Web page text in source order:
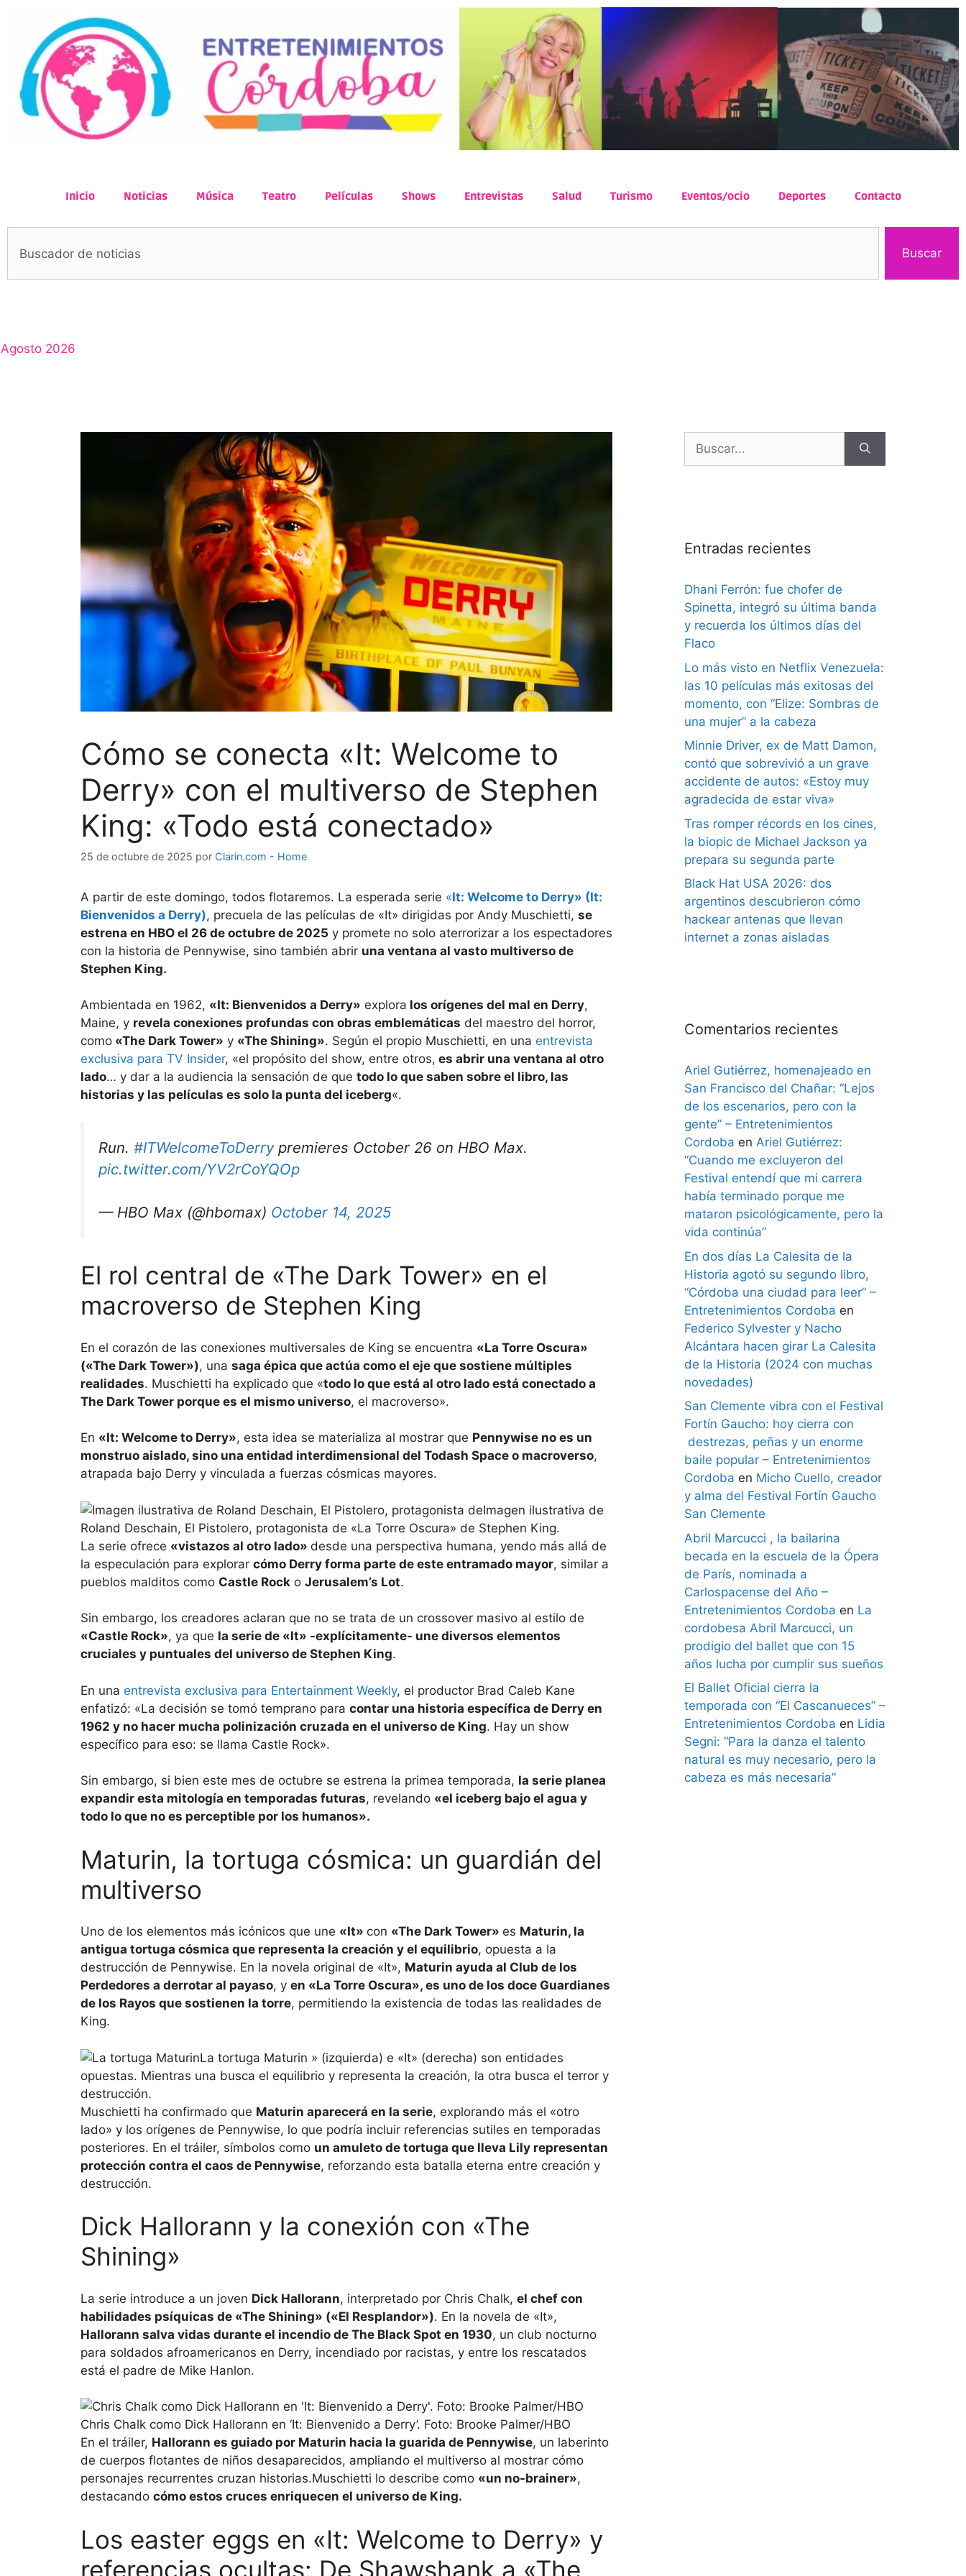
Inicio Noticias Música Teatro Películas Shows Entrevistas Salud Turismo Eventos/ocio Deportes Contacto
Buscar
Agosto 2026
Cómo se conecta «It: Welcome to
Derry» con el multiverso de Stephen
King: «Todo está conectado»
25 de octubre de 2025 por Clarin.com - Home
A partir de este domingo, todos flotaremos. La esperada serie «It: Welcome to Derry» (It:
Bienvenidos a Derry), precuela de las películas de «It» dirigidas por Andy Muschietti, se
estrena en HBO el 26 de octubre de 2025 y promete no solo aterrorizar a los espectadores
con la historia de Pennywise, sino también abrir una ventana al vasto multiverso de
Stephen King.
Ambientada en 1962, «It: Bienvenidos a Derry» explora los orígenes del mal en Derry,
Maine, y revela conexiones profundas con obras emblemáticas del maestro del horror,
como «The Dark Tower» y «The Shining». Según el propio Muschietti, en una entrevista
exclusiva para TV Insider, «el propósito del show, entre otros, es abrir una ventana al otro
lado… y dar a la audiencia la sensación de que todo lo que saben sobre el libro, las
historias y las películas es solo la punta del iceberg«.
Run. #ITWelcomeToDerrypremieres October 26 on HBO Max.
pic.twitter.com/YV2rCoYQOp
— HBO Max (@hbomax) October 14, 2025
El rol central de «The Dark Tower» en el
macroverso de Stephen King
En el corazón de las conexiones multiversales de King se encuentra «La Torre Oscura»
(«The Dark Tower»), una saga épica que actúa como el eje que sostiene múltiples
realidades. Muschietti ha explicado que «todo lo que está al otro lado está conectado a
The Dark Tower porque es el mismo universo, el macroverso».
En «It: Welcome to Derry», esta idea se materializa al mostrar que Pennywise no es un
monstruo aislado, sino una entidad interdimensional del Todash Space o macroverso,
atrapada bajo Derry y vinculada a fuerzas cósmicas mayores.
Imagen ilustrativa de
Roland Deschain, El Pistolero, protagonista de «La Torre Oscura» de Stephen King.
La serie ofrece «vistazos al otro lado» desde una perspectiva humana, yendo más allá de
la especulación para explorar cómo Derry forma parte de este entramado mayor, similar a
pueblos malditos como Castle Rock o Jerusalem’s Lot.
Sin embargo, los creadores aclaran que no se trata de un crossover masivo al estilo de
«Castle Rock», ya que la serie de «It» -explícitamente- une diversos elementos
cruciales y puntuales del universo de Stephen King.
En una entrevista exclusiva para Entertainment Weekly, el productor Brad Caleb Kane
enfatizó: «La decisión se tomó temprano para contar una historia específica de Derry en
1962 y no hacer mucha polinización cruzada en el universo de King. Hay un show
específico para eso: se llama Castle Rock».
Sin embargo, si bien este mes de octubre se estrena la primea temporada, la serie planea
expandir esta mitología en temporadas futuras, revelando «el iceberg bajo el agua y
todo lo que no es perceptible por los humanos».
Maturin, la tortuga cósmica: un guardián del
multiverso
Uno de los elementos más icónicos que une «It» con «The Dark Tower» es Maturin, la
antigua tortuga cósmica que representa la creación y el equilibrio, opuesta a la
destrucción de Pennywise. En la novela original de «It», Maturin ayuda al Club de los
Perdedores a derrotar al payaso, y en «La Torre Oscura», es uno de los doce Guardianes
de los Rayos que sostienen la torre, permitiendo la existencia de todas las realidades de
King.
La tortuga Maturin » (izquierda) e «It» (derecha) son entidades
opuestas. Mientras una busca el equilibrio y representa la creación, la otra busca el terror y
destrucción.
Muschietti ha confirmado que Maturin aparecerá en la serie, explorando más el «otro
lado» y los orígenes de Pennywise, lo que podría incluir referencias sutiles en temporadas
posteriores. En el tráiler, símbolos como un amuleto de tortuga que lleva Lily representan
protección contra el caos de Pennywise, reforzando esta batalla eterna entre creación y
destrucción.
Dick Hallorann y la conexión con «The
Shining»
La serie introduce a un joven Dick Hallorann, interpretado por Chris Chalk, el chef con
habilidades psíquicas de «The Shining» («El Resplandor»). En la novela de «It»,
Hallorann salva vidas durante el incendio de The Black Spot en 1930, un club nocturno
para soldados afroamericanos en Derry, incendiado por racistas, y entre los rescatados
está el padre de Mike Hanlon.
Chris Chalk como Dick Hallorann en ‘It: Bienvenido a Derry’. Foto: Brooke Palmer/HBO
En el tráiler, Hallorann es guiado por Maturin hacia la guarida de Pennywise, un laberinto
de cuerpos flotantes de niños desaparecidos, ampliando el multiverso al mostrar cómo
personajes recurrentes cruzan historias.Muschietti lo describe como «un no-brainer»,
destacando cómo estos cruces enriquecen el universo de King.
Los easter eggs en «It: Welcome to Derry» y
referencias ocultas: De Shawshank a «The
Entradas recientes
Dhani Ferrón: fue chofer de
Spinetta, integró su última banda
y recuerda los últimos días del
Flaco
Lo más visto en Netflix Venezuela:
las 10 películas más exitosas del
momento, con “Elize: Sombras de
una mujer” a la cabeza
Minnie Driver, ex de Matt Damon,
contó que sobrevivió a un grave
accidente de autos: «Estoy muy
agradecida de estar viva»
Tras romper récords en los cines,
la biopic de Michael Jackson ya
prepara su segunda parte
Black Hat USA 2026: dos
argentinos descubrieron cómo
hackear antenas que llevan
internet a zonas aisladas
Comentarios recientes
Ariel Gutiérrez, homenajeado en
San Francisco del Chañar: “Lejos
de los escenarios, pero con la
gente” – Entretenimientos
Cordoba en Ariel Gutiérrez:
“Cuando me excluyeron del
Festival entendí que mi carrera
había terminado porque me
mataron psicológicamente, pero la
vida continúa”
En dos días La Calesita de la
Historia agotó su segundo libro,
“Córdoba una ciudad para leer” –
Entretenimientos Cordoba en
Federico Sylvester y Nacho
Alcántara hacen girar La Calesita
de la Historia (2024 con muchas
novedades)
San Clemente vibra con el Festival
Fortín Gaucho: hoy cierra con
destrezas, peñas y un enorme
baile popular – Entretenimientos
Cordoba en Micho Cuello, creador
y alma del Festival Fortín Gaucho
San Clemente
Abril Marcucci , la bailarina
becada en la escuela de la Ópera
de París, nominada a
Carlospacense del Año –
Entretenimientos Cordoba en La
cordobesa Abril Marcucci, un
prodigio del ballet que con 15
años lucha por cumplir sus sueños
El Ballet Oficial cierra la
temporada con “El Cascanueces” –
Entretenimientos Cordoba en Lidia
Segni: “Para la danza el talento
natural es muy necesario, pero la
cabeza es más necesaria”